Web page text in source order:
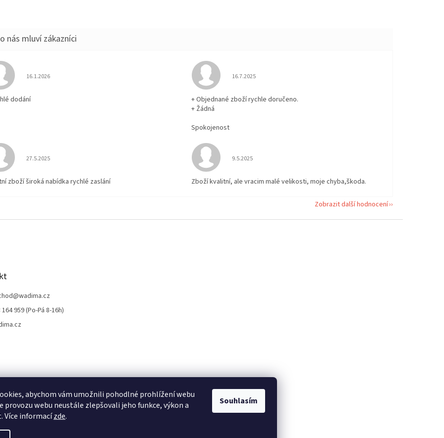
abychom vám umožnili pohodlné prohlížení webu
provozu webu neustále zlepšovali jeho funkce, výkon a
Více informacízde.
Souhlasím
Hodnocení obchodu je 5 z 5 hvězdiček.
16.1.2026
dodání
Hodnocení obchodu je 5 z 5 hvězdiček.
16.7.2025
+ Objednané zboží rychle doručeno.
+ Žádná
Spokojenost
Hodnocení obchodu je 5 z 5 hvězdiček.
27.5.2025
zboží široká nabídka rychlé zaslání
Hodnocení obchodu je 5 z 5 hvězdiček.
9.5.2025
Zboží kvalitní, ale vracim malé velikosti, moje chyba,škoda.
Zobrazit další hodnocení
@wadima.cz
164 959 (Po-Pá 8-16h)